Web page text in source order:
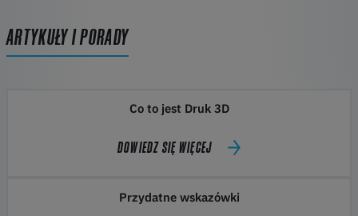
ARTYKUŁY I PORADY
Co to jest Druk 3D
DOWIEDZ SIĘ WIĘCEJ
Przydatne wskazówki